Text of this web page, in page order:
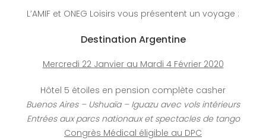
L’AMIF et ONEG Loisirs vous présentent un voyage :
Destination Argentine
Mercredi 22 Janvier au Mardi 4 Février 2020
Hôtel 5 étoiles en pension complète casher
Buenos Aires – Ushuaïa – Iguazu avec vols intérieurs
Entrées aux parcs nationaux et spectacles de tango
Congrès Médical éligible au DPC